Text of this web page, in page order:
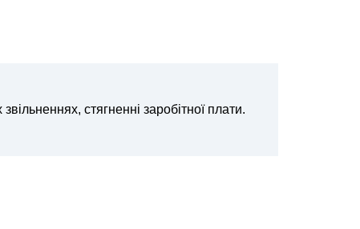
стягненні заробітної плати.